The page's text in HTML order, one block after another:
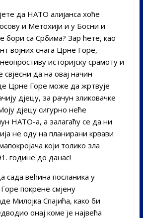
да НАТО алијанса хоће
и Метохији и у Босни и
бори са Србима? Зар ћете, као
војних снага Црне Горе,
историјску срамоту и
да на овај начин
Црне Горе може да жртвује
дјецу, за рачун зликовачке
дјецу сигурно неће
НАТО-а, а залагаћу се да ни
не оду на планирани крвави
који толико зла
године до данас!
сада већина посланика у
покрене смјену
Милојка Спајића, како би
онај коме је највећа